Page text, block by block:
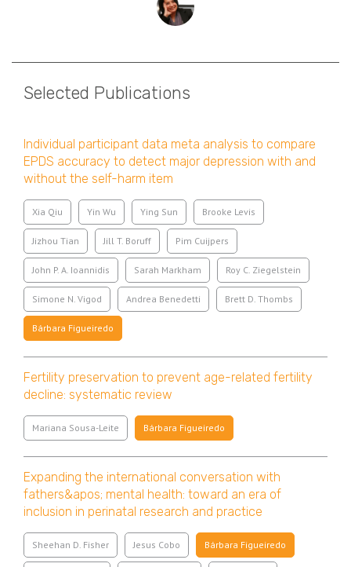
Selected Publications
Individual participant data meta analysis to compare
EPDS accuracy to detect major depression with and
without the self-harm item
Xia Qiu Yin Wu Ying Sun Brooke Levis
Jizhou Tian Jill T. Boruff Pim Cuijpers
John P. A. Ioannidis Sarah Markham Roy C. Ziegelstein
Simone N. Vigod Andrea Benedetti Brett D. Thombs
Bárbara Figueiredo
Fertility preservation to prevent age-related fertility
decline: systematic review
Mariana Sousa-Leite Bárbara Figueiredo
Expanding the international conversation with
fathers&apos; mental health: toward an era of
inclusion in perinatal research and practice
Sheehan D. Fisher Jesus Cobo Bárbara Figueiredo